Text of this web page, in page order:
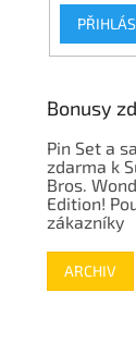
Bonusy
Pin Set a
zdarma k
Bros.
Edition!
zákazníky
ARCHIV